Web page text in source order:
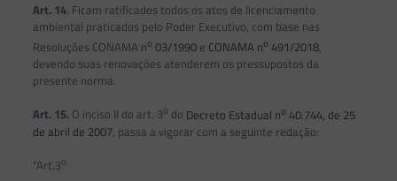
Art. 14. Ficam ratificados todos os atos de licenciamento
ambiental praticados pelo Poder Executivo, com base nas
Resoluções CONAMA no 03/1990e CONAMA no 491/2018,
devendo suas renovações atenderem os pressupostos da
presente norma.
Art. 15.O inciso II do art. 3o do Decreto Estadual no 40.744, de 25
de abril de 2007, passa a vigorar com a seguinte redação:
“Art.3o